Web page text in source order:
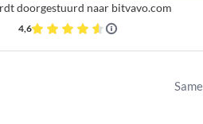
doorgestuurd naar bitvavo.com
4,6